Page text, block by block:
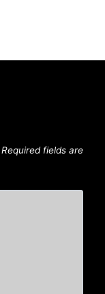
Required fields are